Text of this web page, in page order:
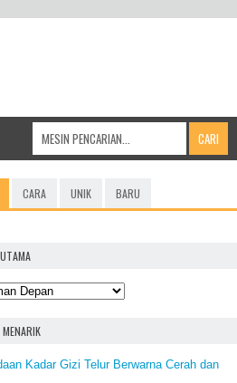
CARA UNIK BARU
Kadar Gizi Telur Berwarna Cerah dan